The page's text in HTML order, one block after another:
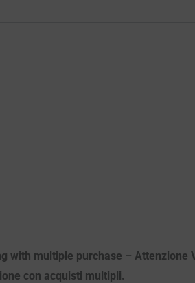
multiple purchase – Attenzione
con acquisti multipli.